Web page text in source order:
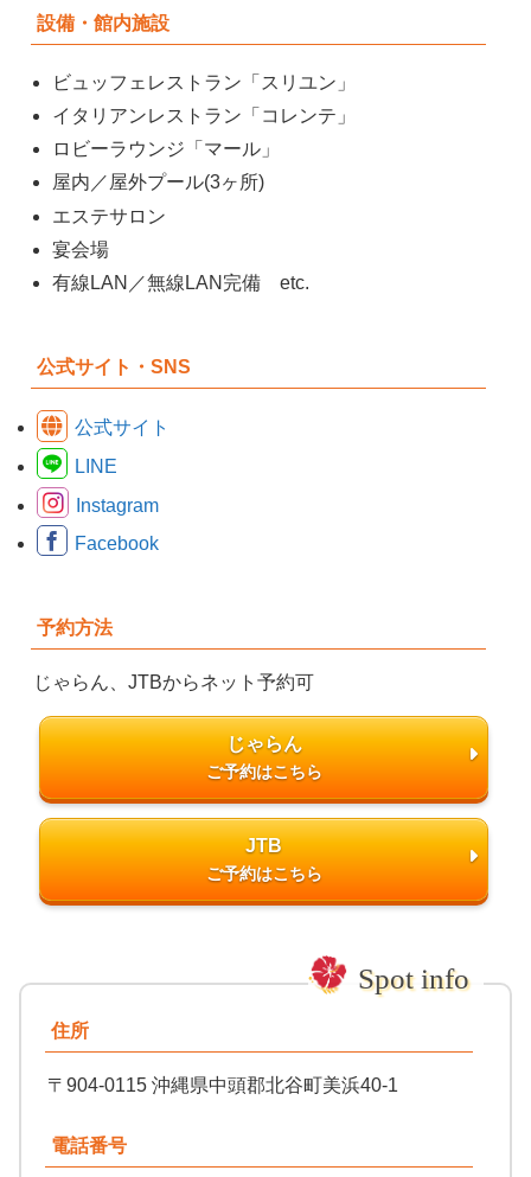
設備・館内施設
ビュッフェレストラン「スリユン」
イタリアンレストラン「コレンテ」
ロビーラウンジ「マール」
屋内／屋外プール(3ヶ所)
エステサロン
宴会場
有線LAN／無線LAN完備 etc.
公式サイト・SNS
公式サイト
LINE
Instagram
Facebook
予約方法
じゃらん、JTBからネット予約可
じゃらん
JTB
住所
〒904-0115 沖縄県中頭郡北谷町美浜40-1
電話番号